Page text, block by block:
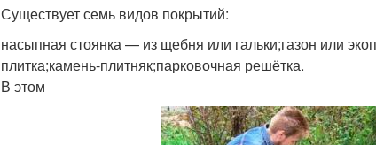
Существует семь видов покрытий:
насыпная стоянка — из щебня или гальки;газон или
плитка;камень-плитняк;парковочная решётка.
В этом